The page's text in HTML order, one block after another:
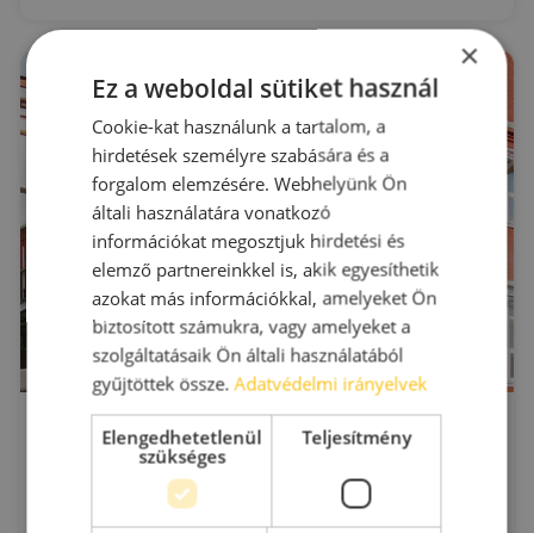
Szilas Ipari park
Budapest, XV. kerület
Horváth Mihály utca 4
Kiadó raktár : 8 - 2.950 m
2
×
Ez a weboldal sütiket használ
Cookie-kat használunk a tartalom, a
hirdetések személyre szabására és a
forgalom elemzésére. Webhelyünk Ön
általi használatára vonatkozó
információkat megosztjuk hirdetési és
elemző partnereinkkel is, akik egyesíthetik
azokat más információkkal, amelyeket Ön
biztosított számukra, vagy amelyeket a
szolgáltatásaik Ön általi használatából
gyűjtöttek össze.Adatvédelmi irányelvek
Elengedhetetlenül
szükséges
Teljesítmény